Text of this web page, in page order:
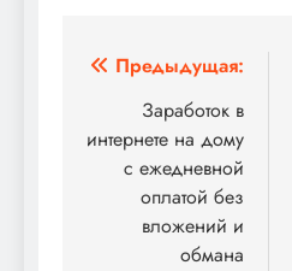
Навигация
записям
Предыдущая:
Заработок в
интернете на дому
с ежедневной
оплатой без
вложений и
обмана